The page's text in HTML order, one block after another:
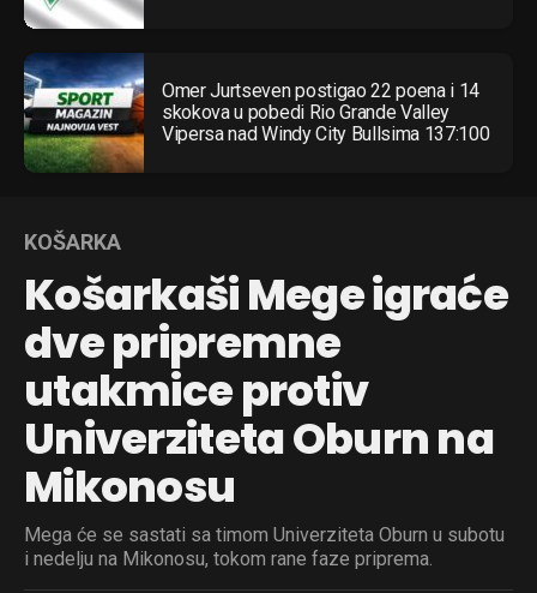
Omer Jurtseven postigao 22 poena i 14
skokova u pobedi Rio Grande Valley
Vipersa nad Windy City Bullsima 137:100
KOŠARKA
Košarkaši Mege igraće
dve pripremne
utakmice protiv
Univerziteta Oburn na
Mikonosu
Mega će se sastati sa timom Univerziteta Oburn u subotu
i nedelju na Mikonosu, tokom rane faze priprema.